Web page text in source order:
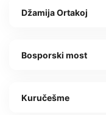
Džamija Ortakoj
Bosporski most
Kuručešme